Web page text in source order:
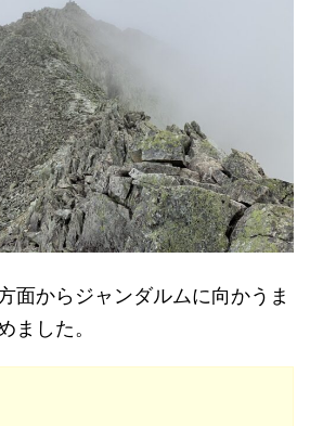
面からジャンダルムに向かうま
ました。